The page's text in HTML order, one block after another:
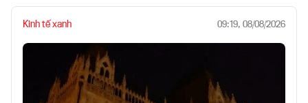
Kinh tế xanh 09:19, 08/08/2026